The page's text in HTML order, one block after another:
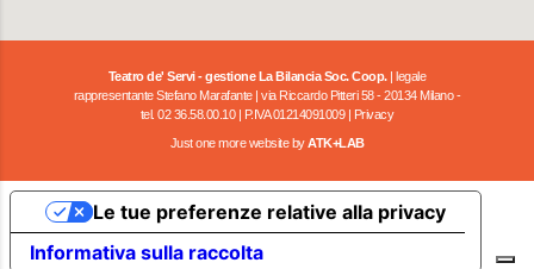
Teatro de' Servi - gestione La Bilancia Soc. Coop.| legale
rappresentante Stefano Marafante | via Riccardo Pitteri 58 - 20134 Milano -
tel. 02 36.58.00.10 | P.IVA 01214091009 |
Privacy
Just one more website byATK+LAB
Informativa sulla raccolta
Le tue preferenze relative alla privacy